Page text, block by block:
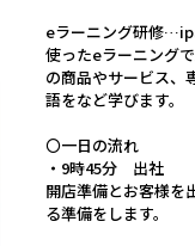
eラーニング研修
使ったeラーニング
の商品やサービス、
語をなど学びます。
〇一日の流れ
・9時45分 出社
開店準備とお客様を
る準備をします。